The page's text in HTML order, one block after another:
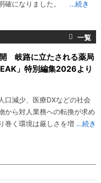
確になりました。 ...続き
開 岐路に立たされる薬局
」特別編集2026より
口減少、医療DXなどの社会
から対人業務への転換が求め
巻く環境は厳しさを増 ...続き